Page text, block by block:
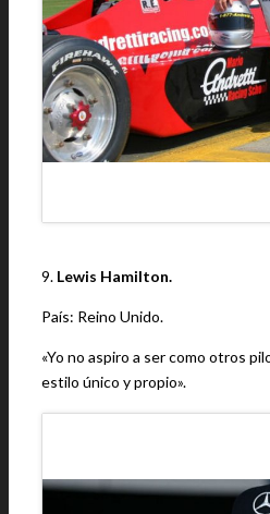
9. Lewis Hamilton.
País: Reino Unido.
«Yo no aspiro a ser como otros
estilo único y propio».